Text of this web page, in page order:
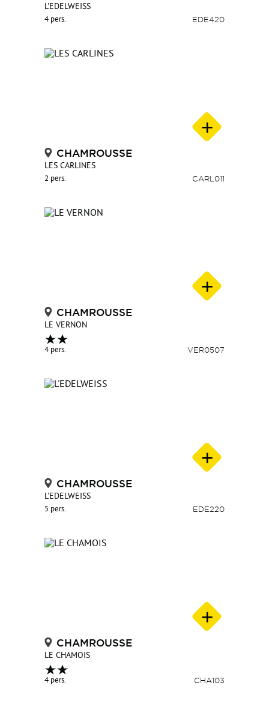
L'EDELWEISS
4 pers. EDE420
CHAMROUSSE
LES CARLINES
2 pers. CARL011
CHAMROUSSE
LE VERNON
4 pers. VER0507
CHAMROUSSE
L'EDELWEISS
5 pers. EDE220
CHAMROUSSE
LE CHAMOIS
4 pers. CHA103